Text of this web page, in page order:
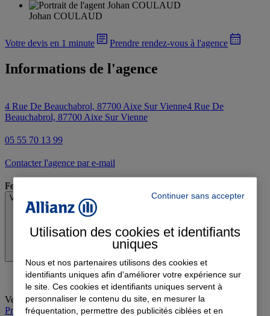
Johan COULAUD
Votre devis en 1 minute Prendre rendez-vous à l'agence
Informations de l'agence
4 Rue De Beauchabrol, 87700 Aixe Sur Vienne4 Rue De
Beauchabrol, 87700 Aixe Sur Vienne
05 55 70 13 99
Contacter l'agence par e-mail
Fermé
Voir les horaires
Vendredi: 09:00-12:00, 14:00-17:00
Prendre rendez-vous à l'agence
Continuer sans accepter
Utilisation des cookies et identifiants
uniques
Nous et nos partenaires utilisons des cookies et
identifiants uniques afin d'améliorer votre expérience sur
le site. Ces cookies et identifiants uniques servent à
personnaliser le contenu du site, en mesurer la
fréquentation, permettre des publicités ciblées et en